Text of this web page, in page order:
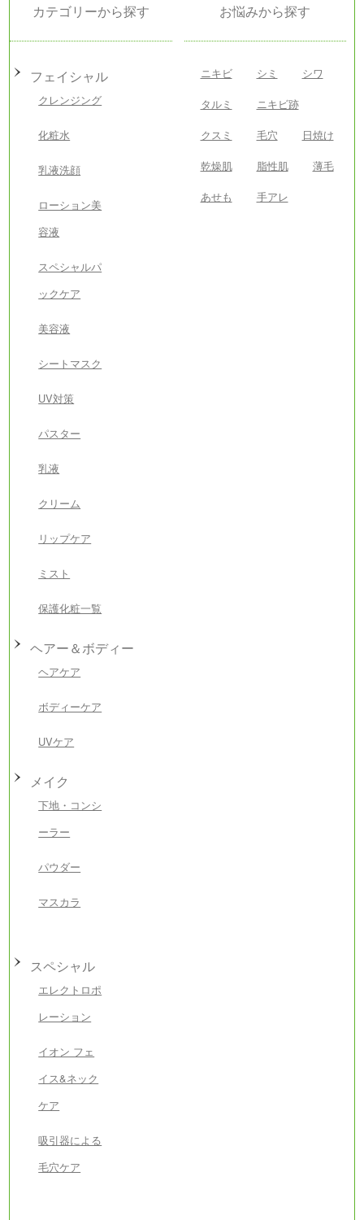
カテゴリーから探す
フェイシャル
クレンジング
化粧水
乳液洗顔
ローション美
容液
スペシャルパ
ックケア
美容液
シートマスク
UV対策
パスター
乳液
クリーム
リップケア
ミスト
保護化粧一覧
ヘアー＆ボディー
ヘアケア
ボディーケア
UVケア
メイク
下地・コンシ
ーラー
パウダー
マスカラ
スペシャル
エレクトロポ
レーション
イオン フェ
イス&ネック
ケア
吸引器による
毛穴ケア
お悩みから探す
ニキビ シミ
シワ
タルミ
ニキビ跡
クスミ
毛穴
日焼け
乾燥肌
脂性肌
薄毛
あせも
手アレ